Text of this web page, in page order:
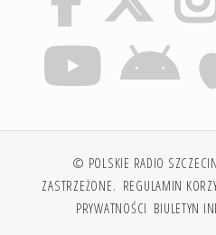
© POLSKIE RADIO
ZASTRZEŻONE. REGULAMIN
PRYWATNOŚCI BIULETYN